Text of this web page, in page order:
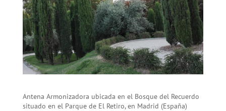
Antena Armonizadora ubicada en el Bosque del Recuerdo
situado en el Parque de El Retiro, en Madrid (España)